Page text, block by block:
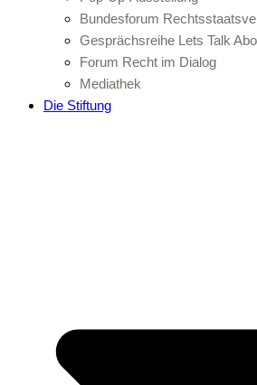
Bundesforum
Gesprächsreihe Lets Talk
Forum Recht im Dialog
Mediathek
Die Stiftung